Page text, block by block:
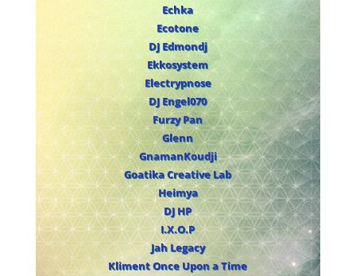
Echka
Ecotone
DJ Edmondj
Ekkosystem
Electrypnose
DJ Engel070
Furzy Pan
Glenn
GnamanKoudji
Goatika Creative Lab
Heimya
DJ HP
I.X.O.P
Jah Legacy
Kliment Once Upon a Time